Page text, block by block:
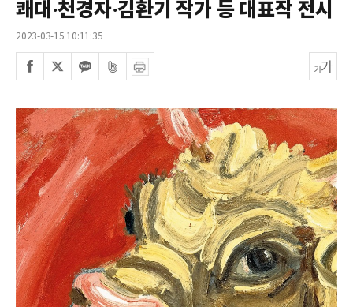
쾌대·천경자·김환기 작가 등 대표작 전시
2023-03-15 10:11:35